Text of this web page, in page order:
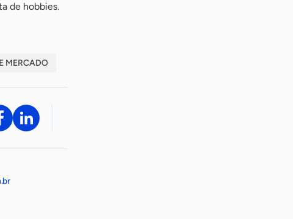
de hobbies.
MERCADO